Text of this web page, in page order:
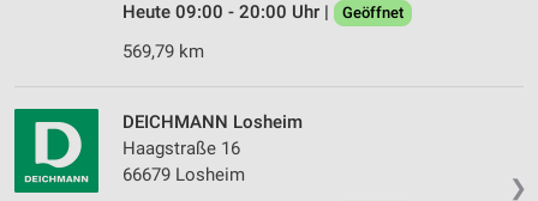
Heute 09:00 - 20:00 Uhr |
Geöffnet
569,79 km
❯
DEICHMANN Losheim
Haagstraße 16
66679 Losheim